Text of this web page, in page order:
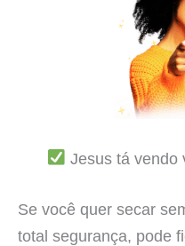
Jesus tá vendo
Se você quer secar
total segurança, pode